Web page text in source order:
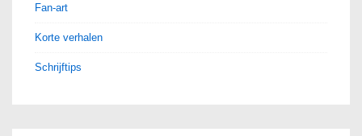
Fan-art
Korte verhalen
Schrijftips